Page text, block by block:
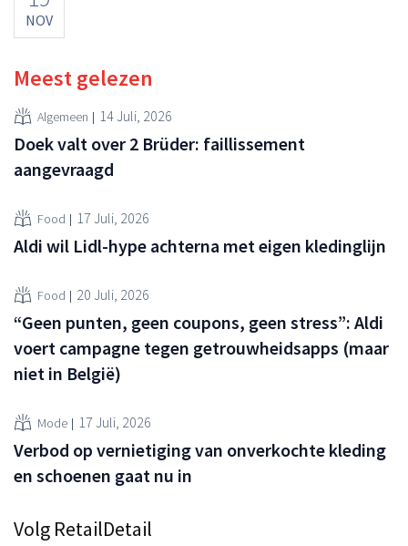
NOV
Meest gelezen
Algemeen 14 Juli, 2026
Doek valt over 2 Brüder: faillissement
aangevraagd
Food 17 Juli, 2026
Aldi wil Lidl-hype achterna met eigen kledinglijn
Food 20 Juli, 2026
“Geen punten, geen coupons, geen stress”: Aldi
voert campagne tegen getrouwheidsapps (maar
niet in België)
Mode 17 Juli, 2026
Verbod op vernietiging van onverkochte kleding
en schoenen gaat nu in
Volg RetailDetail